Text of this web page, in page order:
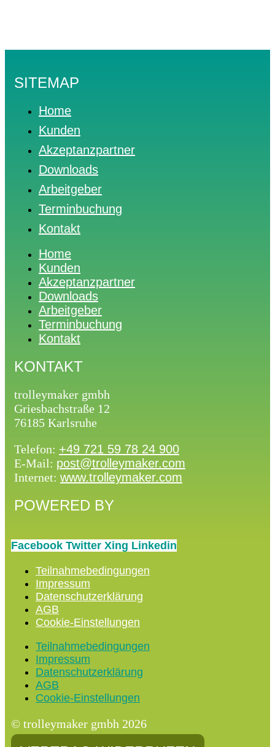
SITEMAP
Home
Kunden
Akzeptanzpartner
Downloads
Arbeitgeber
Terminbuchung
Kontakt
Home
Kunden
Akzeptanzpartner
Downloads
Arbeitgeber
Terminbuchung
Kontakt
KONTAKT
trolleymaker gmbh
Griesbachstraße 12
76185 Karlsruhe
Telefon: +49 721 59 78 24 900
E-Mail: post@trolleymaker.com
Internet: www.trolleymaker.com
POWERED BY
Facebook Twitter Xing Linkedin
Teilnahmebedingungen
Impressum
Datenschutzerklärung
AGB
Cookie-Einstellungen
Teilnahmebedingungen
Impressum
Datenschutzerklärung
AGB
Cookie-Einstellungen
© trolleymaker gmbh 2026